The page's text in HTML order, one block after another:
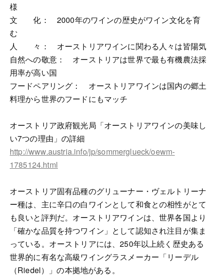
様
文 化： 2000年のワインの歴史がワイン文化を育
む
人 々： オーストリアワインに関わる人々は皆陽気
自然への敬意： オーストリアは世界で最も有機農法採
用率が高い国
フードペアリング： オーストリアワインは国内の郷土
料理から世界のフードにもマッチ
オーストリア政府観光局「オーストリアワインの美味し
い7つの理由」の詳細
http://www.austria.info/jp/sommerglueck/oewm-
1785124.html
オーストリア固有品種のグリューナー・ヴェルトリーナ
ー種は、主に辛口の白ワインとして和食との相性がとて
も良いと評判だ。オーストリアワインは、世界各国より
「確かな品質を持つワイン」として認知され注目が集ま
っている。オーストリアには、250年以上続く歴史ある
世界的に有名な高級ワイングラスメーカー「リーデル
（Riedel）」の本拠地がある。